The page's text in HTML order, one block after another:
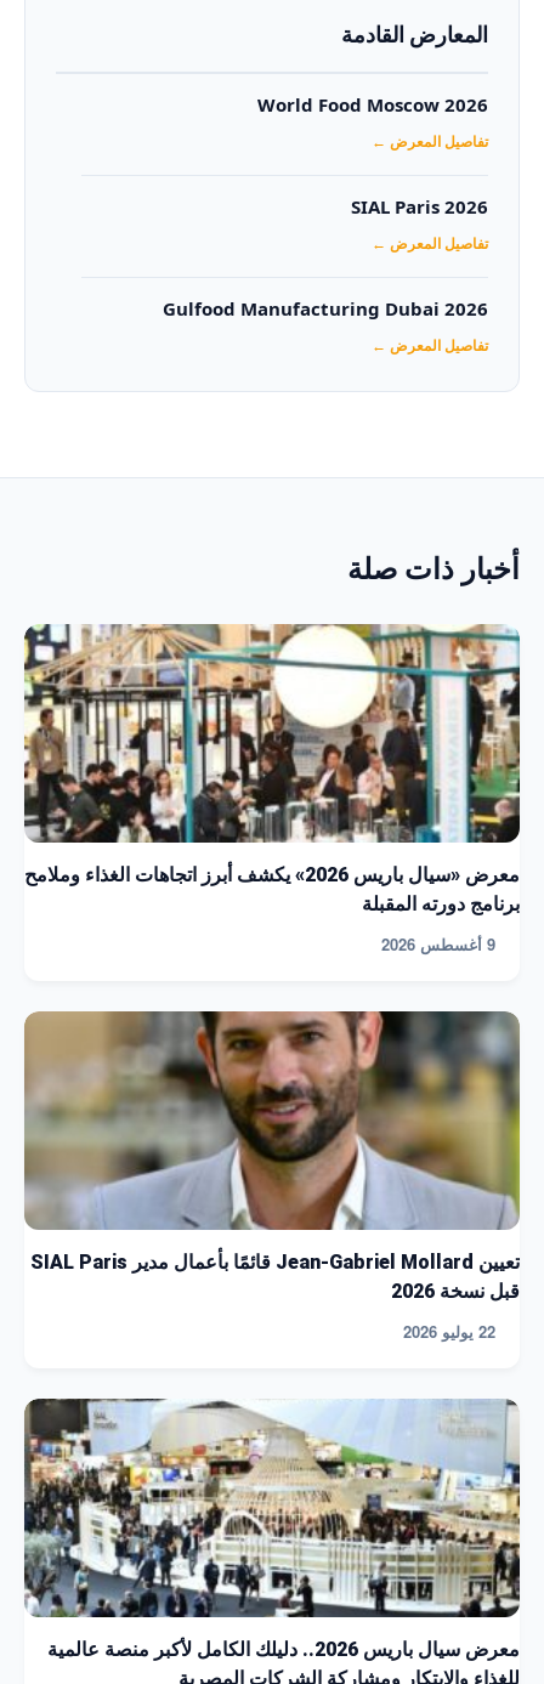
المعارض القادمة
World Food Moscow 2026
تفاصيل المعرض ←
SIAL Paris 2026
تفاصيل المعرض ←
Gulfood Manufacturing Dubai 2026‏
تفاصيل المعرض ←
أخبار ذات صلة
معرض «سيال باريس 2026» يكشف أبرز اتجاهات الغذاء وملامح
برنامج دورته المقبلة
9 أغسطس 2026
تعيين Jean-Gabriel Mollard قائمًا بأعمال مدير SIAL Paris
قبل نسخة 2026
22 يوليو 2026
معرض سيال باريس 2026.. دليلك الكامل لأكبر منصة عالمية
للغذاء والابتكار ومشاركة الشركات المصرية